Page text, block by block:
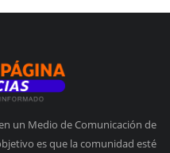
un Medio de Comunicación de
es que la comunidad esté